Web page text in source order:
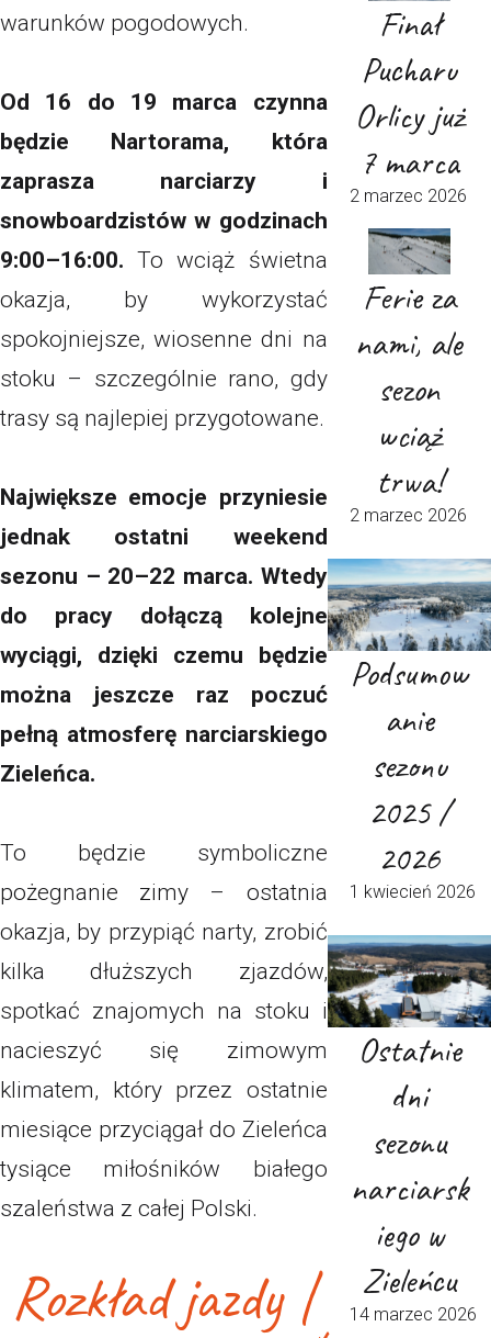
warunków pogodowych.
Od 16 do 19 marca czynna
będzie Nartorama, która
zaprasza narciarzy i
snowboardzistów w godzinach
9:00–16:00.To wciąż świetna
okazja, by wykorzystać
spokojniejsze, wiosenne dni na
stoku – szczególnie rano, gdy
trasy są najlepiej przygotowane.
Największe emocje przyniesie
jednak ostatni weekend
sezonu – 20–22 marca. Wtedy
do pracy dołączą kolejne
wyciągi, dzięki czemu będzie
można jeszcze raz poczuć
pełną atmosferę narciarskiego
Zieleńca.
To będzie symboliczne
pożegnanie zimy – ostatnia
okazja, by przypiąć narty, zrobić
kilka dłuższych zjazdów,
spotkać znajomych na stoku i
nacieszyć się zimowym
klimatem, który przez ostatnie
miesiące przyciągał do Zieleńca
tysiące miłośników białego
szaleństwa z całej Polski.
Rozkład jazdy |
Finał
Pucharu
Orlicy już
7 marca
2 marzec 2026
Ferie za
nami, ale
sezon
wciąż
trwa!
2 marzec 2026
Podsumow
anie
sezonu
2025 /
2026
1 kwiecień 2026
Ostatnie
dni
sezonu
narciarsk
iego w
Zieleńcu
14 marzec 2026